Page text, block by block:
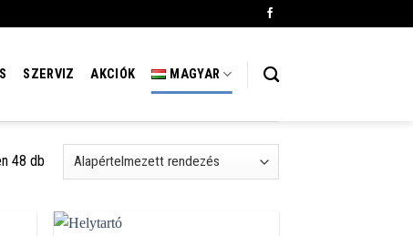
SZERVIZ AKCIÓK MAGYAR
48 db